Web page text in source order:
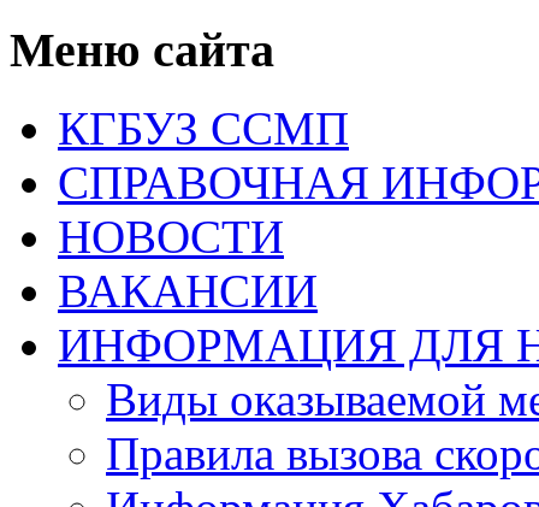
Меню сайта
КГБУЗ ССМП
СПРАВОЧНАЯ
НОВОСТИ
ВАКАНСИИ
ИНФОРМАЦИЯ ДЛЯ
Виды оказываемой
Правила вызова